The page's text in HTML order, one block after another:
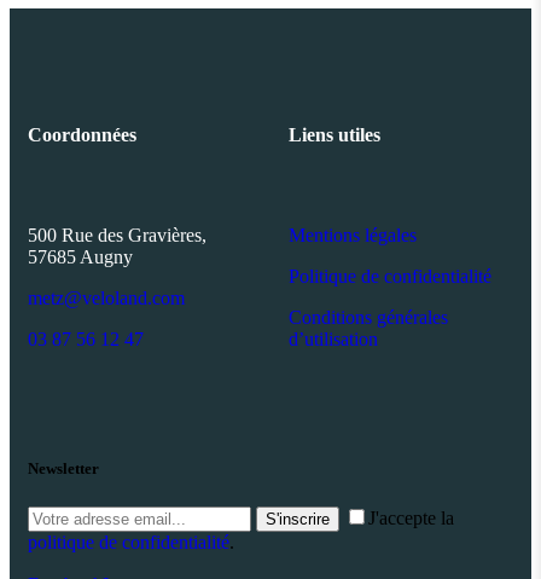
Coordonnées
500 Rue des Gravières,
57685 Augny
metz@veloland.com
03 87 56 12 47
Liens utiles
Mentions légales
Politique de confidentialité
Conditions générales
d’utilisation
Newsletter
S'inscrire
J'accepte la
politique de confidentialité.